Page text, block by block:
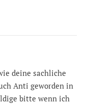
deine sachliche
Anti geworden in
bitte wenn ich